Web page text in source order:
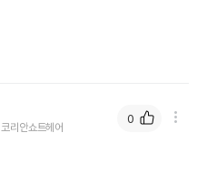
코리안쇼트헤어
0